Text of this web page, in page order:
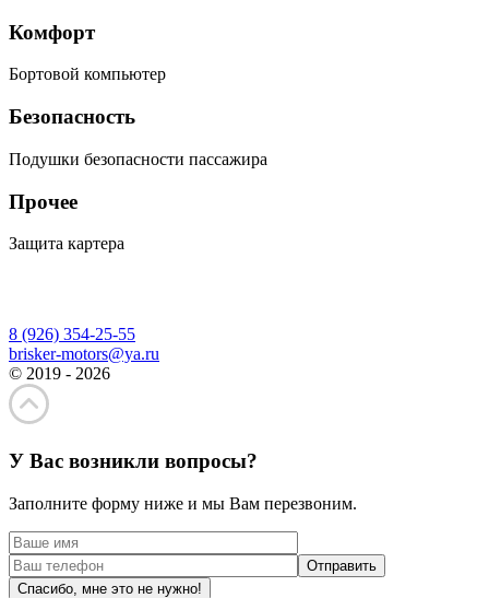
Комфорт
Бортовой компьютер
Безопасность
Подушки безопасности пассажира
Прочее
Защита картера
8 (926) 354-25-55
brisker-motors@ya.ru
© 2019 - 2026
У Вас возникли вопросы?
Заполните форму ниже и мы Вам перезвоним.
Спасибо, мне это не нужно!